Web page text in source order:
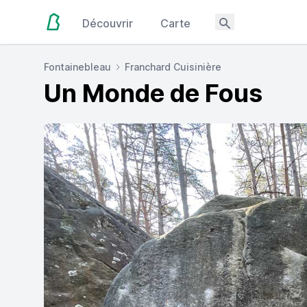
Découvrir Carte
Fontainebleau Franchard Cuisinière
Un Monde de Fous